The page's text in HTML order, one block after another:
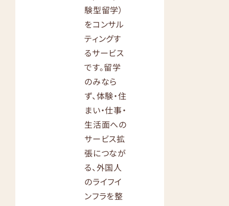
験型留学）
をコンサル
ティングす
るサービス
です。留学
のみなら
ず、体験・住
まい・仕事・
生活面への
サービス拡
張につなが
る、外国人
のライフイ
ンフラを整